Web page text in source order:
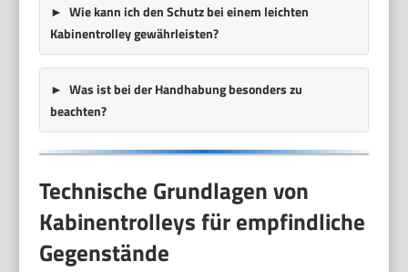
Wie kann ich den Schutz bei einem leichten
Kabinentrolley gewährleisten?
Was ist bei der Handhabung besonders zu
beachten?
Technische Grundlagen von
Kabinentrolleys für empfindliche
Gegenstände